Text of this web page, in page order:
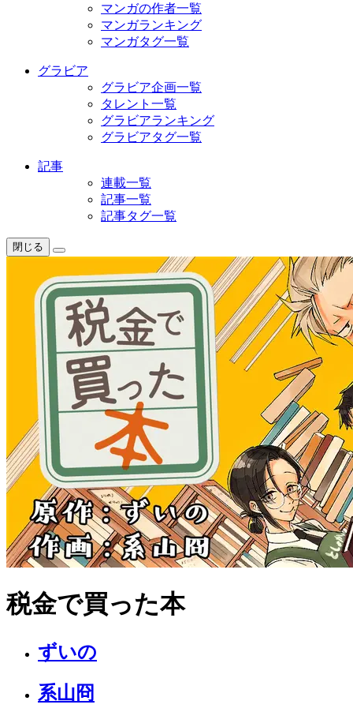
マンガの作者一覧
マンガランキング
マンガタグ一覧
グラビア
グラビア企画一覧
タレント一覧
グラビアランキング
グラビアタグ一覧
記事
連載一覧
記事一覧
記事タグ一覧
閉じる
税金で買った本
ずいの
系山冏